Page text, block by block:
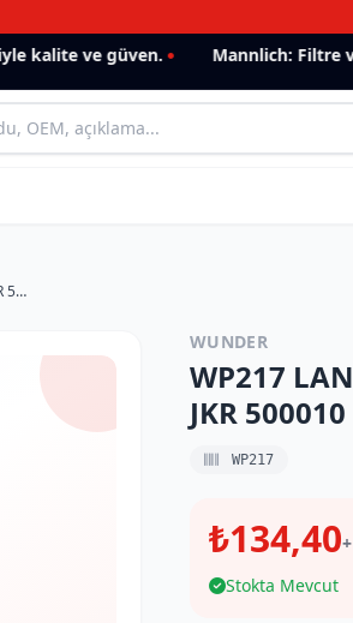
kalite ve güven. Mannlich: Filtre
WP217 LAND TOVER DISCOVERY III-RANGE ROVER JKR 500010 Polen Filtresi
WUNDER
WP217
JKR
WP217
₺134,40
Stokta Mevcut